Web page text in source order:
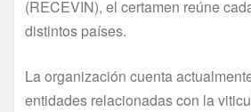
(RECEVIN), el certamen reúne
distintos países.
La organización cuenta
entidades relacionadas con la